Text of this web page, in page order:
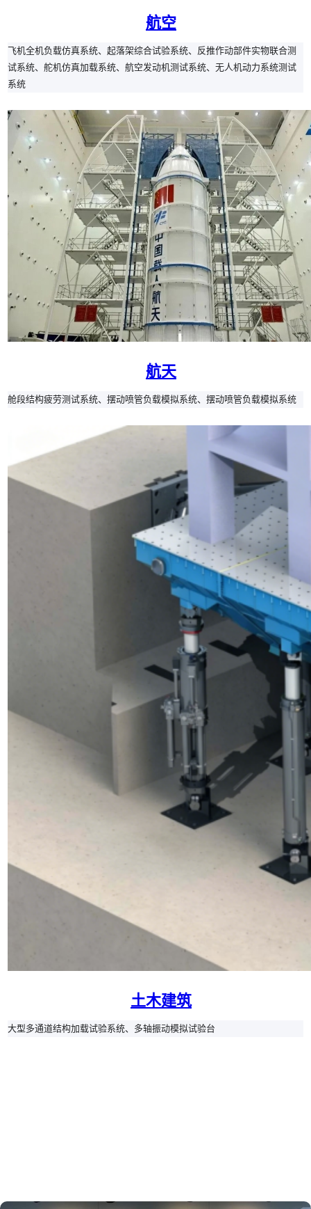
航空
飞机全机负载仿真系统、起落架综合试验系统、反推作动部件实物联合测
试系统、舵机仿真加载系统、航空发动机测试系统、无人机动力系统测试
系统
航天
舱段结构疲劳测试系统、摆动喷管负载模拟系统、摆动喷管负载模拟系统
土木建筑
大型多通道结构加载试验系统、多轴振动模拟试验台